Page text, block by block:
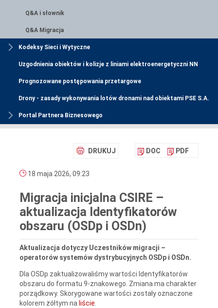
Q&A i słownik
Q&A Migracja
Kodeksy Sieci i Wytyczne
Uzgodnienia obiektów i kolizje z liniami elektroenergetyczni NN
Prognozowane postępowania przetargowe
Drony - zasady wykonywania lotów dronami nad obiektami PSE S.A.
Portal Partnera Biznesowego
DRUKUJ DOC PDF
18 maja 2026, 09:23
Migracja inicjalna CSIRE –
aktualizacja Identyfikatorów
obszaru (OSDp i OSDn)
Aktualizacja dotyczy Uczestników migracji –
operatorów systemów dystrybucyjnych OSDp i OSDn.
Dla OSDp zaktualizowaliśmy wartości Identyfikatorów
obszaru do formatu 9-znakowego. Zmiana ma charakter
porządkowy. Skorygowane wartości zostały oznaczone
kolorem żółtym na liście.